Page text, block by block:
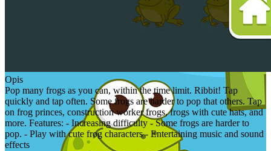
Opis
Pop many frogs as you can, within the time limit. Ribbit! Tap
quickly and tap often. Some frogs are harder to pop that others. Tap
on frog princes, construction worker frogs, frogs with cute hats, and
more. Features: - Increasing difficulty - Some frogs are harder to
pop. - Play with cute frog characters - Entertaining music and sound
effects